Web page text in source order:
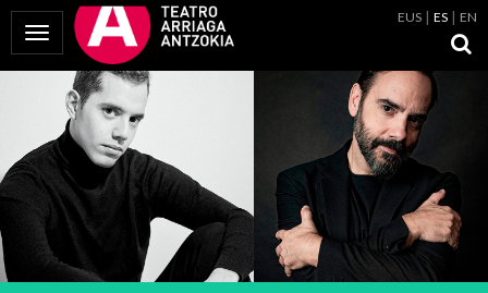
Mostrar Menú
EUS ES EN